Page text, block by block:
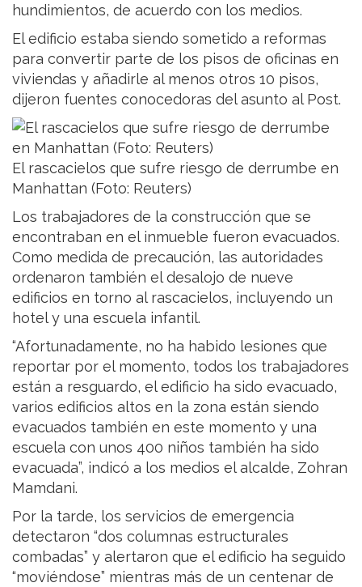
hundimientos, de acuerdo con los medios.
El edificio estaba siendo sometido a reformas
para convertir parte de los pisos de oficinas en
viviendas y añadirle al menos otros 10 pisos,
dijeron fuentes conocedoras del asunto al Post.
El rascacielos que sufre riesgo de derrumbe en
Manhattan (Foto: Reuters)
Los trabajadores de la construcción que se
encontraban en el inmueble fueron evacuados.
Como medida de precaución, las autoridades
ordenaron también el desalojo de nueve
edificios en torno al rascacielos, incluyendo un
hotel y una escuela infantil.
“Afortunadamente, no ha habido lesiones que
reportar por el momento, todos los trabajadores
están a resguardo, el edificio ha sido evacuado,
varios edificios altos en la zona están siendo
evacuados también en este momento y una
escuela con unos 400 niños también ha sido
evacuada”, indicó a los medios el alcalde, Zohran
Mamdani.
Por la tarde, los servicios de emergencia
detectaron “dos columnas estructurales
combadas” y alertaron que el edificio ha seguido
“moviéndose” mientras más de un centenar de